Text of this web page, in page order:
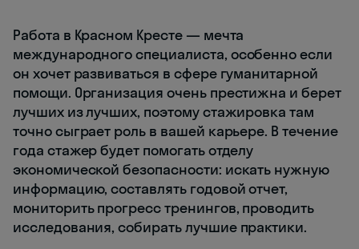
Работа в Красном Кресте — мечта
международного специалиста, особенно если
он хочет развиваться в сфере гуманитарной
помощи. Организация очень престижна и берет
лучших из лучших, поэтому стажировка там
точно сыграет роль в вашей карьере. В течение
года стажер будет помогать отделу
экономической безопасности: искать нужную
информацию, составлять годовой отчет,
мониторить прогресс тренингов, проводить
исследования, собирать лучшие практики.